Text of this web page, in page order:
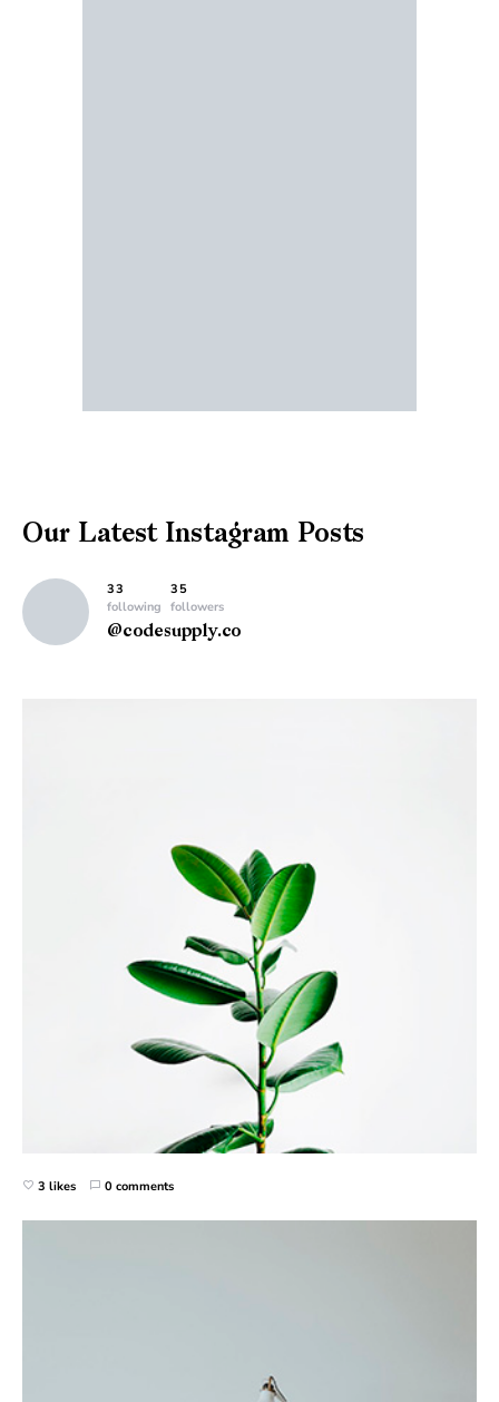
Our LatestInstagram Posts
33
following
35
followers
@codesupply.co
3 likes 0 comments